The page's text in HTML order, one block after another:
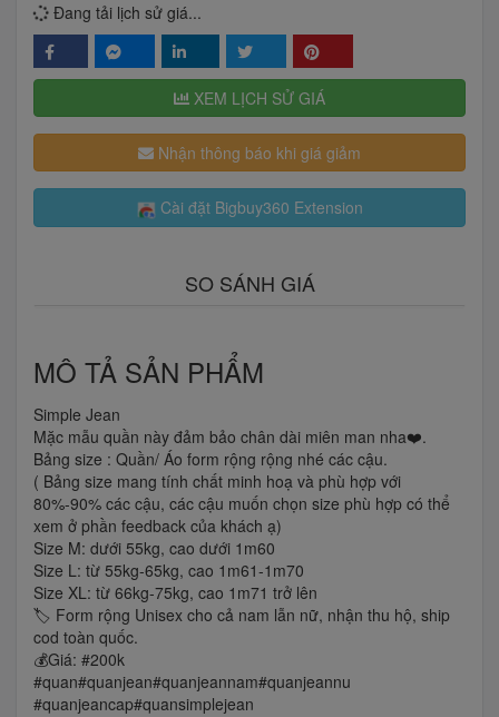
Đang tải lịch sử giá...
XEM LỊCH SỬ GIÁ
Nhận thông báo khi giá giảm
Cài đặt Bigbuy360 Extension
SO SÁNH GIÁ
MÔ TẢ SẢN PHẨM
Simple Jean
Mặc mẫu quần này đảm bảo chân dài miên man nha❤️.
Bảng size : Quần/ Áo form rộng rộng nhé các cậu.
( Bảng size mang tính chất minh hoạ và phù hợp với
80%-90% các cậu, các cậu muốn chọn size phù hợp có thể
xem ở phần feedback của khách ạ)
Size M: dưới 55kg, cao dưới 1m60
Size L: từ 55kg-65kg, cao 1m61-1m70
Size XL: từ 66kg-75kg, cao 1m71 trở lên
🏷️ Form rộng Unisex cho cả nam lẫn nữ, nhận thu hộ, ship
cod toàn quốc.
💰Giá: #200k
#quan#quanjean#quanjeannam#quanjeannu
#quanjeancap#quansimplejean